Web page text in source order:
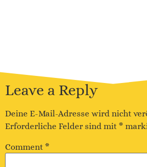
Leave a Reply
Deine E-Mail-Adresse wird nicht
Erforderliche Felder sind mit *
Comment *